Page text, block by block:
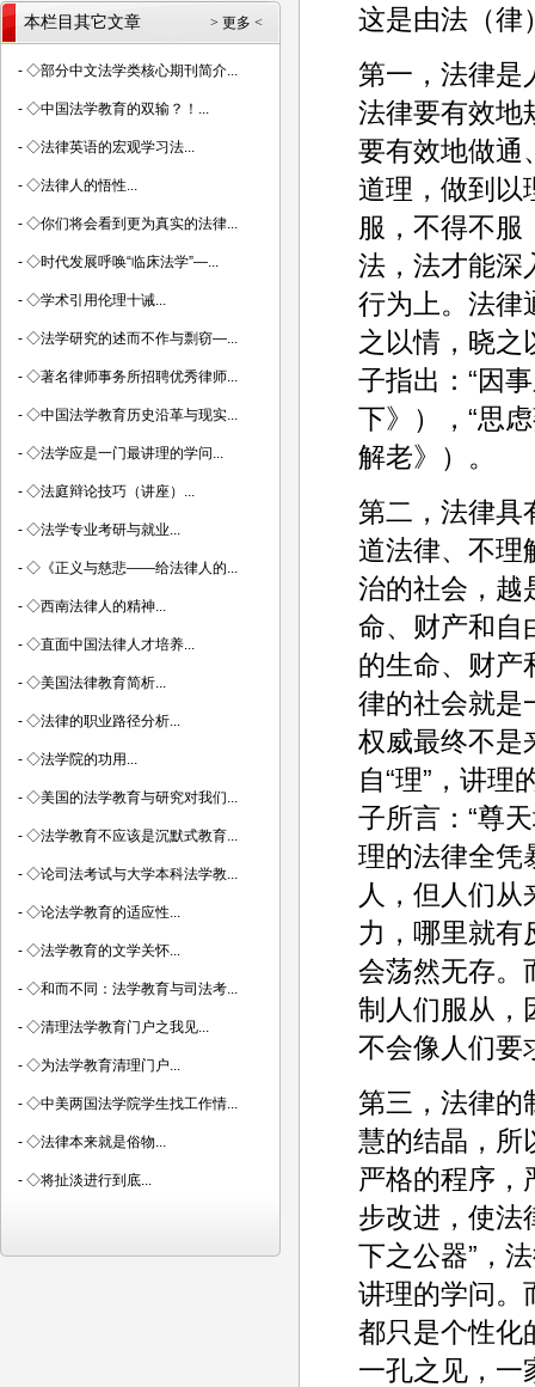
这是由法（律
第一，法律是
法律要有效地
要有效地做通
道理，做到以
服，不得不服
法，法才能深
行为上。法律
之以情，晓之
子指出：“因
下》），“思
解老》）。
第二，法律具
道法律、不理
治的社会，越
命、财产和自
的生命、财产
律的社会就是
权威最终不是
自“理”，讲
子所言：“尊
理的法律全凭
人，但人们
力，哪里就有
会荡然无存。
制人们服从，
不会像人们要
第三，法律的
慧的结晶，所
严格的程序，
步改进，使法
下之公器”，
讲理的学问。
都只是个性化
一孔之见，一
> 更多 <
本栏目其它文章
- ◇部分中文法学类核心期刊简介...
- ◇中国法学教育的双输？！...
- ◇法律英语的宏观学习法...
- ◇法律人的悟性...
- ◇你们将会看到更为真实的法律...
- ◇时代发展呼唤“临床法学”—...
- ◇学术引用伦理十诫...
- ◇法学研究的述而不作与剽窃—...
- ◇著名律师事务所招聘优秀律师...
- ◇中国法学教育历史沿革与现实...
- ◇法学应是一门最讲理的学问...
- ◇法庭辩论技巧（讲座）...
- ◇法学专业考研与就业...
- ◇《正义与慈悲——给法律人的...
- ◇西南法律人的精神...
- ◇直面中国法律人才培养...
- ◇美国法律教育简析...
- ◇法律的职业路径分析...
- ◇法学院的功用...
- ◇美国的法学教育与研究对我们...
- ◇法学教育不应该是沉默式教育...
- ◇论司法考试与大学本科法学教...
- ◇论法学教育的适应性...
- ◇法学教育的文学关怀...
- ◇和而不同：法学教育与司法考...
- ◇清理法学教育门户之我见...
- ◇为法学教育清理门户...
- ◇中美两国法学院学生找工作情...
- ◇法律本来就是俗物...
- ◇将扯淡进行到底...